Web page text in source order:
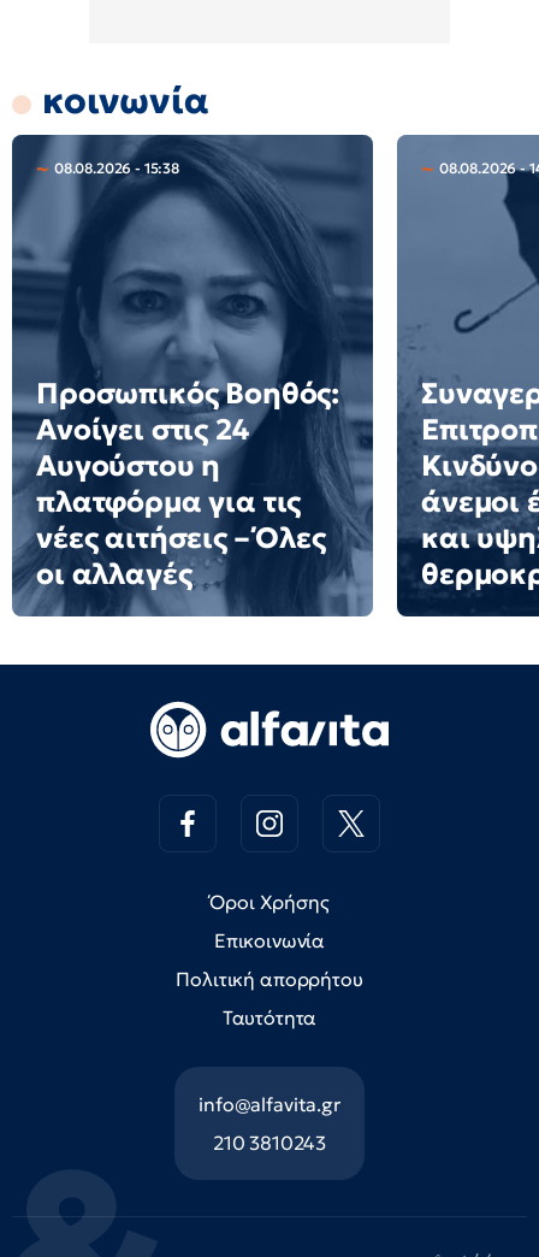
κοινωνία
08.08.2026 - 15:38
Προσωπικός Βοηθός:
Ανοίγει στις 24
Αυγούστου η
πλατφόρμα για τις
νέες αιτήσεις – Όλες
οι αλλαγές
08.08.2026 -
άνεμοι
και
Όροι Χρήσης
Επικοινωνία
Πολιτική απορρήτου
Ταυτότητα
info@alfavita.gr
210 3810243